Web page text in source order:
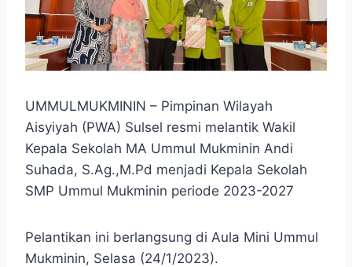
UMMULMUKMININ – Pimpinan Wilayah
Aisyiyah (PWA) Sulsel resmi melantik Wakil
Kepala Sekolah MA Ummul Mukminin Andi
Suhada, S.Ag.,M.Pd menjadi Kepala Sekolah
SMP Ummul Mukminin periode 2023-2027
Pelantikan ini berlangsung di Aula Mini Ummul
Mukminin, Selasa (24/1/2023).